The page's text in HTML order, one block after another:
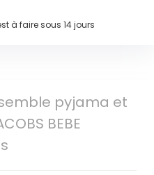
à faire sous 14 jours
pyjama et
BEBE